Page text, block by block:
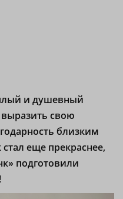
и душевный
свою
близким
еще прекраснее,
подготовили